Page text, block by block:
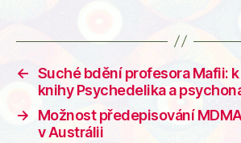
← Suché bdění profesora Mafii:
knihy Psychedelika a
→
Možnost předepisování
v Austrálii